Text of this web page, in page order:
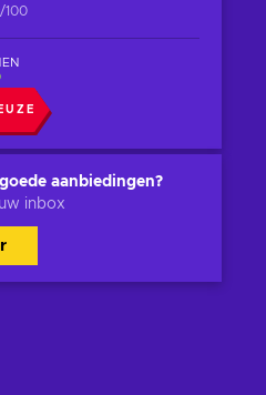
100
aanbiedingen?
inbox